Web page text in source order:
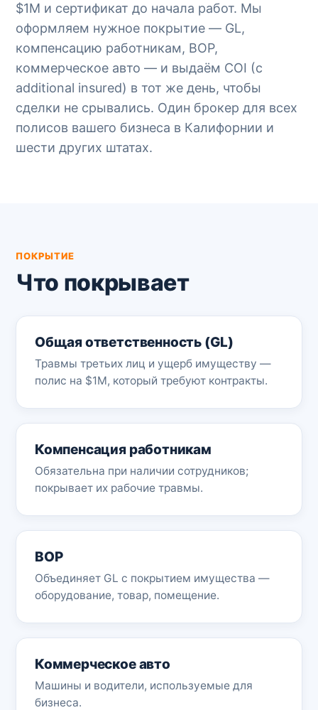
$1M и сертификат до начала работ. Мы
оформляем нужное покрытие — GL,
компенсацию работникам, BOP,
коммерческое авто — и выдаём COI (с
additional insured) в тот же день, чтобы
сделки не срывались. Один брокер для всех
полисов вашего бизнеса в Калифорнии и
шести других штатах.
ПОКРЫТИЕ
Что покрывает
Общая ответственность (GL)
Травмы третьих лиц и ущерб имуществу —
полис на $1M, который требуют контракты.
Компенсация работникам
Обязательна при наличии сотрудников;
покрывает их рабочие травмы.
BOP
Объединяет GL с покрытием имущества —
оборудование, товар, помещение.
Коммерческое авто
Машины и водители, используемые для
бизнеса.